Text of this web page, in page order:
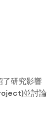
了研究影響
並討論